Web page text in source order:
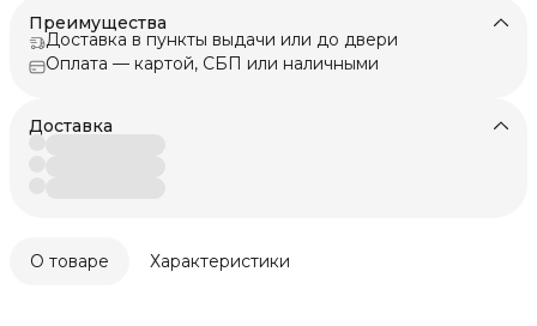
Преимущества
Доставка в пункты выдачи или до двери
Оплата — картой, СБП или наличными
Доставка
О товаре Характеристики